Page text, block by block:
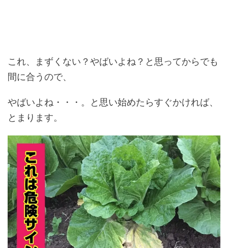
これ、まずくない？やばいよね？と思ってからでも
間に合うので、
やばいよね・・・。と思い始めたらすぐかければ、
とまります。